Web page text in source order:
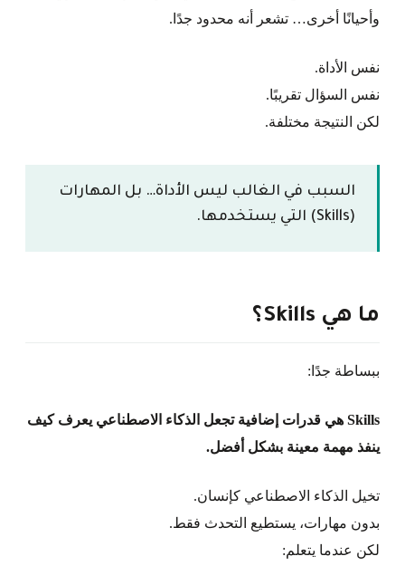
وأحيانًا أخرى… تشعر أنه محدود جدًا.
نفس الأداة.
نفس السؤال تقريبًا.
لكن النتيجة مختلفة.
السبب في الغالب ليس الأداة… بل المهارات
(Skills) التي يستخدمها.
ما هي Skills؟
ببساطة جدًا:
Skills هي قدرات إضافية تجعل الذكاء الاصطناعي يعرف كيف
ينفذ مهمة معينة بشكل أفضل.
تخيل الذكاء الاصطناعي كإنسان.
بدون مهارات، يستطيع التحدث فقط.
لكن عندما يتعلم: